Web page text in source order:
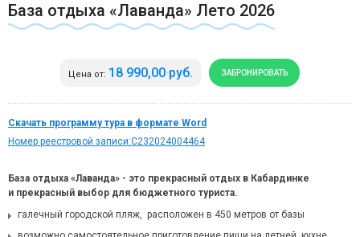
База отдыха «Лаванда» Лето 2026
Цена от: 18 990,00 руб. ЗАБРОНИРОВАТЬ
Скачать программу тура в формате Word
Номер реестровой записи:С232024004464
База отдыха «Лаванда» - это прекрасный отдых в Кабардинке
и прекрасный выбор для бюджетного туриста.
галечный городской пляж, расположен в 450 метров от базы